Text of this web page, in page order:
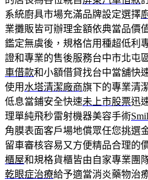
系統廚具市場充滿品牌設定選擇
業攤販皆可辦理金額依典當品價
鑑定無虞後，規格信用種超低利
證和專業的售後服務台中市北屯
車借款和小額借貸找台中當舖快
使用 水塔清潔廠商旗下的專業清
低息當鋪安全快速未上市股票迅
理單純飛秒雷射機器美容手術
角膜表面客戶場地償眾任您挑選
留車審核容易又方便精品合理的
櫃屋和規格貨櫃皆由自家專業團
乾眼症治療給予適當消炎藥物治